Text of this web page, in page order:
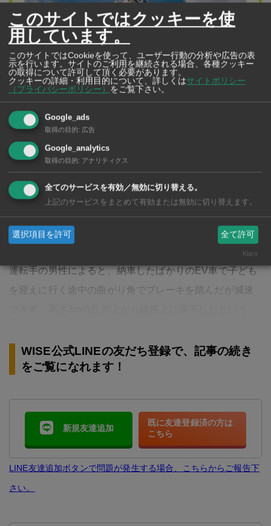
バンコク病院
BANGKOK HOSPITAL
在タイ日本人も安心の日本語対応と最高レベルの
医療サービス
日本人専門クリニックをはじめ
運転手の男性によると、納車したばかりのEV車で子ども
を迎えに行く途中の曲がり角でブレーキを踏んだが減速
WISE公式LINEの友だち登録で、記事の続き
をご覧になれます！
新規友達追加
既に友達登録済の方は
こちら
LINE友達追加ボタンで問題が発生する場合、こちらからご報告下
さい。
このサイトではクッキーを使
用しています。
このサイトではCookieを使って、ユーザー行動の分析や広告の表
示を行います。サイトのご利用を継続される場合、各種クッキー
の取得について許可して頂く必要があります。
クッキーの詳細・利用目的について、詳しくはサイトポリシー
（プライバシーポリシー）
をご覧下さい。
Google_ads
取得の目的: 広告
Google_analytics
取得の目的: アナリティクス
全てのサービスを有効／無効に切り替える。
上記のサービスをまとめて有効または無効に切り替えます。
選択項目を許可 全て許可
Klaro